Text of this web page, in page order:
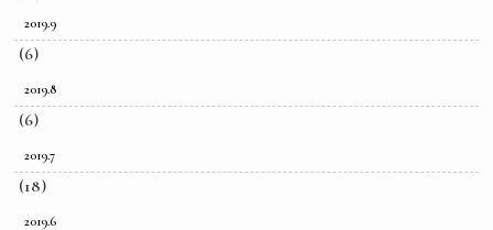
2019.9
(6)
2019.8
(6)
2019.7
(18)
2019.6